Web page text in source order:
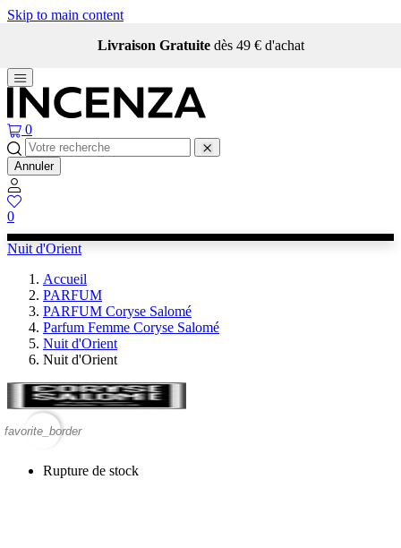
Skip to main content
Livraison Gratuite dès 49 € d'achat
0
Annuler
0
Nuit d'Orient
Accueil
PARFUM
PARFUM Coryse Salomé
Parfum Femme Coryse Salomé
Nuit d'Orient
Nuit d'Orient
favorite_border
Rupture de stock